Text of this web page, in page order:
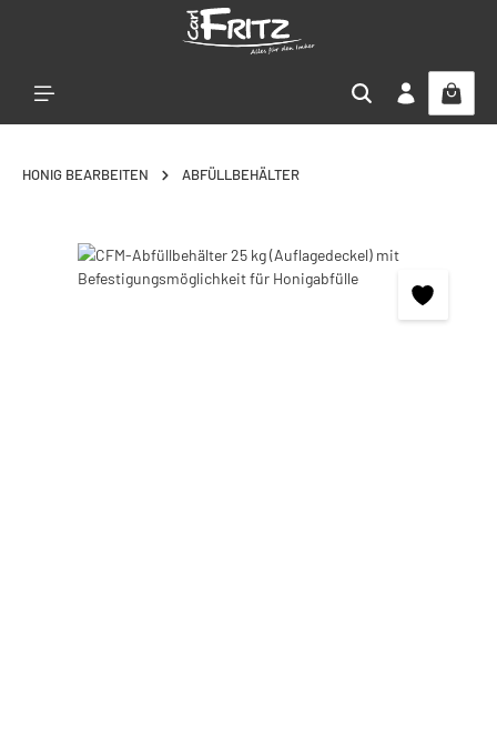
HONIG BEARBEITEN ABFÜLLBEHÄLTER
Bildergalerie überspringen